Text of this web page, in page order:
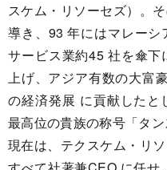
スケム・リソーセズ）。
導き、93 年にはマレー
サービス業約45 社を傘
上げ、アジア有数の大富
の経済発展 に貢献したと
最高位の貴族の称号「タン
現在は、テクスケム・リ